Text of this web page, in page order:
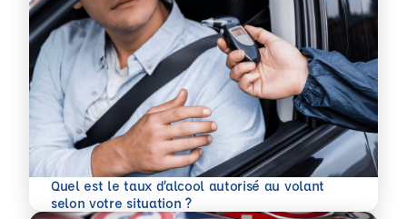
Quel est le taux d’alcool autorisé au volant
selon votre situation ?
En savoir plus